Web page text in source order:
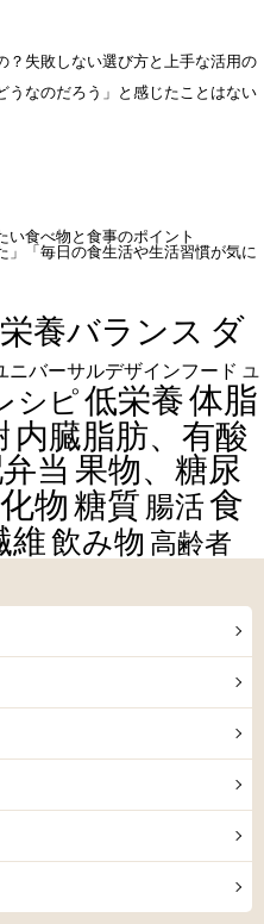
？失敗しない選び方と上手な活用の
うなのだろう」と感じたことはない
い食べ物と食事のポイント
」「毎日の食生活や生活習慣が気に
養バランス ダ
ニバーサルデザインフード ユ
シピ低栄養体脂
内臓脂肪、有酸
当 果物、糖尿
物糖質 腸活食
維飲み物 高齢者